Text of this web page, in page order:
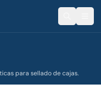
para sellado de cajas.